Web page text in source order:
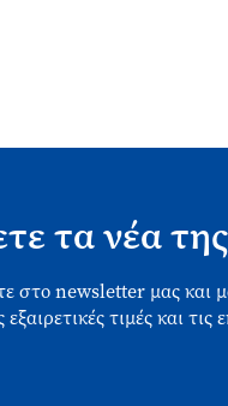
τα νέα
στο newsletter μας και
εξαιρετικές τιμές και